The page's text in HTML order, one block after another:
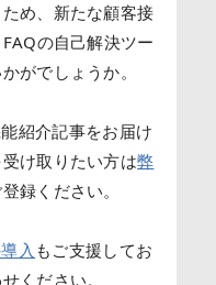
め、新たな顧客接
の自己解決ツー
がでしょうか。
紹介記事をお届け
け取りたい方は弊
録ください。
入 もご支援してお
ください。